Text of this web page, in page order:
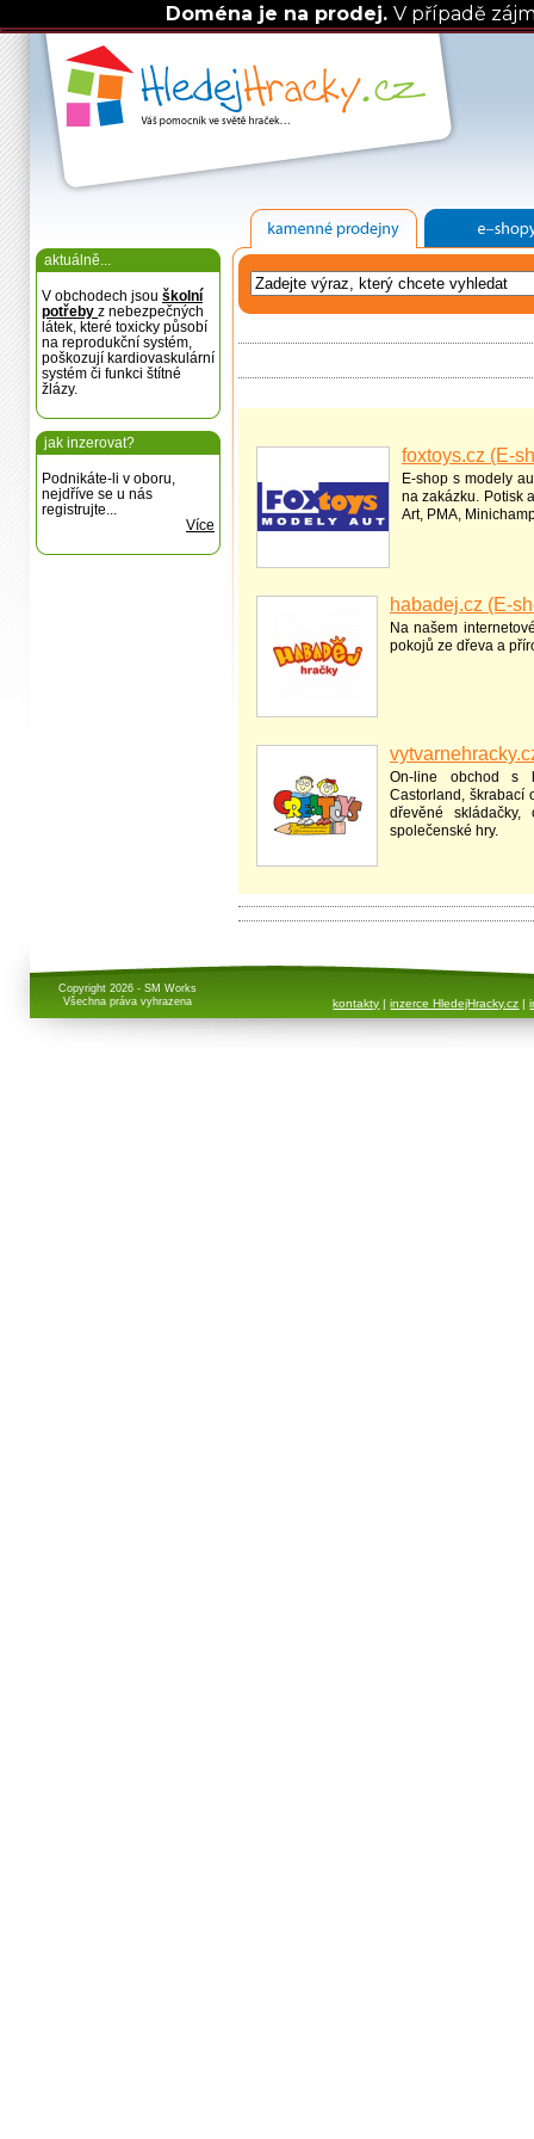
Doména je na prodej.V případě
aktuálně...
V obchodech jsou školní
potřeby z nebezpečných
látek, které toxicky působí
na reprodukční systém,
poškozují kardiovaskulární
systém či funkci štítné
žlázy.
jak inzerovat?
Podnikáte-li v oboru,
nejdříve se u nás
registrujte...
Více
foxtoys.cz (E-
E-shop s modely
na zakázku. Potisk
Art, PMA,
habadej.cz (E-
Na našem
pokojů ze dřeva a
On-line obchod s
Castorland, škrabací
dřevěné skládačky,
společenské hry.
Copyright 2026 - SM Works
Všechna práva vyhrazena
kontakty |inzerce HledejHracky.cz |